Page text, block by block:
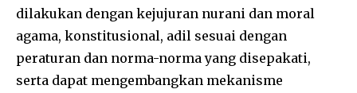
dilakukan dengan kejujuran nurani dan moral
agama, konstitusional, adil sesuai dengan
peraturan dan norma-norma yang disepakati,
serta dapat mengembangkan mekanisme